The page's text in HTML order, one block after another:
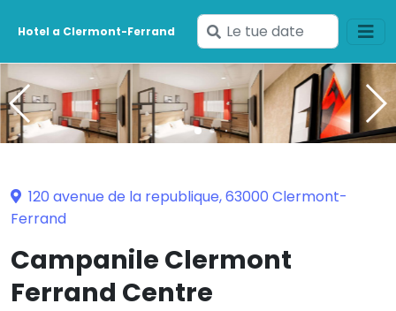
Hotel a Clermont-Ferrand
Inserisci
le
tue
date
120 avenue de la republique, 63000 Clermont-
Ferrand
Campanile Clermont
Ferrand Centre